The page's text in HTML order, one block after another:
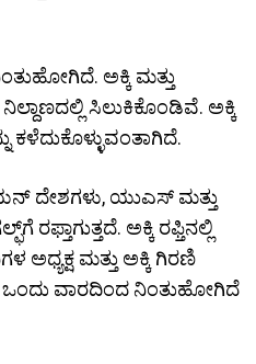
ಅಕ್ಕಿ ಮತ್ತು
ಸಿಲುಕಿಕೊಂಡಿವೆ. ಅಕ್ಕಿ
ದೇಶಗಳು, ಯುಎಸ್ ಮತ್ತು
ರಫ್ತಾಗುತ್ತದೆ. ಅಕ್ಕಿ ರಫ್ತಿನಲ್ಲಿ
ಮತ್ತು ಅಕ್ಕಿ ಗಿರಣಿ
ಒಂದು ವಾರದಿಂದ ನಿಂತುಹೋಗಿದೆ